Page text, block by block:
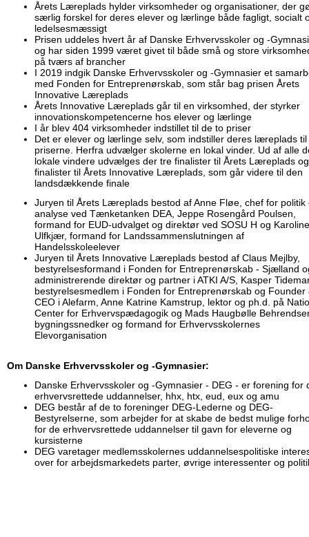
Årets Læreplads hylder virksomheder og organisationer, der
særlig forskel for deres elever og lærlinge både fagligt, socialt
ledelsesmæssigt
Prisen uddeles hvert år af Danske Erhvervsskoler og -
og har siden 1999 været givet til både små og store
på tværs af brancher
I 2019 indgik Danske Erhvervsskoler og -Gymnasier et
med Fonden for Entreprenørskab, som står bag prisen Årets
Innovative Læreplads
Årets Innovative Læreplads går til en virksomhed, der styrker
innovationskompetencerne hos elever og lærlinge
I år blev 404 virksomheder indstillet til de to priser
Det er elever og lærlinge selv, som indstiller deres læreplads til
priserne. Herfra udvælger skolerne en lokal vinder. Ud af alle
lokale vindere udvælges der tre finalister til Årets Læreplads
finalister til Årets Innovative Læreplads, som går videre til den
landsdækkende finale
Juryen til Årets Læreplads bestod af Anne Fløe, chef for politik
analyse ved Tænketanken DEA, Jeppe Rosengård Poulsen,
formand for EUD-udvalget og direktør ved SOSU H og Karoline
Ulfkjær, formand for Landssammenslutningen af
Handelsskoleelever
Juryen til Årets Innovative Læreplads bestod af Claus Mejlby,
bestyrelsesformand i Fonden for Entreprenørskab - Sjælland
administrerende direktør og partner i ATKI A/S, Kasper
bestyrelsesmedlem i Fonden for Entreprenørskab og Founder
CEO i Alefarm, Anne Katrine Kamstrup, lektor og ph.d. på
Center for Erhvervspædagogik og Mads Haugbølle
bygningssnedker og formand for Erhvervsskolernes
Elevorganisation
Om Danske Erhvervsskoler og -Gymnasier:
Danske Erhvervsskoler og -Gymnasier - DEG - er forening for
erhvervsrettede uddannelser, hhx, htx, eud, eux og amu
DEG består af de to foreninger DEG-Lederne og DEG-
Bestyrelserne, som arbejder for at skabe de bedst mulige
for de erhvervsrettede uddannelser til gavn for eleverne og
kursisterne
DEG varetager medlemsskolernes uddannelsespolitiske
over for arbejdsmarkedets parter, øvrige interessenter og